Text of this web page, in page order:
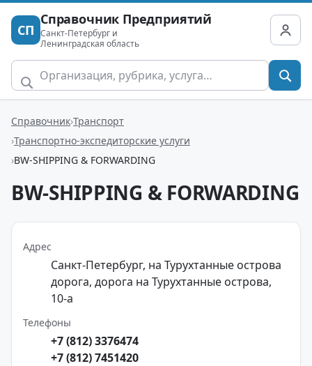
СП
Справочник Предприятий
Санкт-Петербург и
Ленинградская область
Справочник Транспорт
Транспортно-экспедиторские услуги
BW-SHIPPING & FORWARDING
BW-SHIPPING & FORWARDING
Адрес
Санкт-Петербург, на Турухтанные острова
дорога, дорога на Турухтанные острова,
10-а
Телефоны
+7 (812) 3376474
+7 (812) 7451420